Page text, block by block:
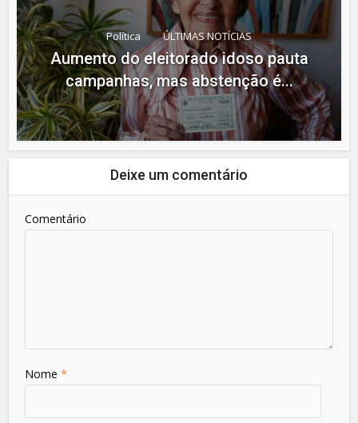
Política ÚLTIMAS NOTÍCIAS
Aumento do eleitorado idoso pauta
campanhas, mas abstenção é...
Deixe um comentário
Comentário
Nome*